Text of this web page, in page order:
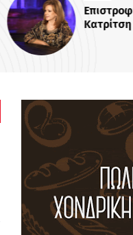
Κατρίτση
εκπομπή -